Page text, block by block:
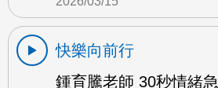
快樂向前行
鍾育騰老師 30秒情緒